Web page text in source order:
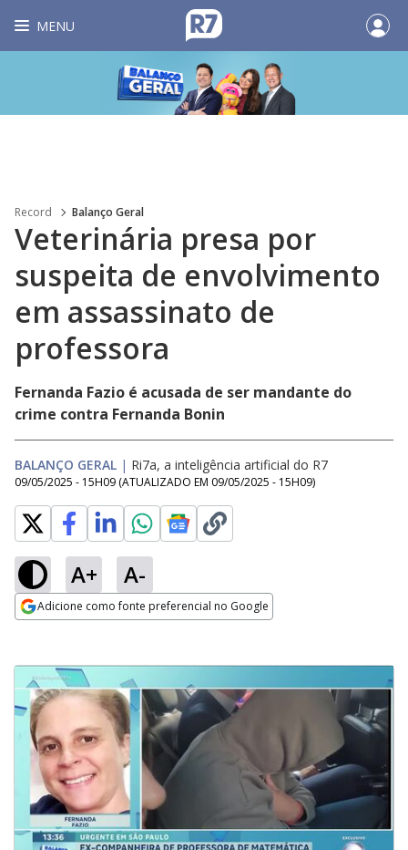
MENU
Record Balanço Geral
Veterinária presa por
suspeita de envolvimento
em assassinato de
professora
Fernanda Fazio é acusada de ser mandante do
crime contra Fernanda Bonin
BALANÇO GERAL | Ri7a, a inteligência artificial do R7
09/05/2025 - 15H09 (ATUALIZADO EM 09/05/2025 - 15H09)
A+ A-
Adicione como fonte preferencial no Google